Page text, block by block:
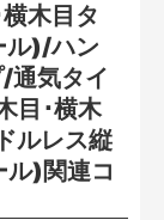
木目タ
ル)/ハン
通気タイ
目･横木
ルレス縦
)関連コ